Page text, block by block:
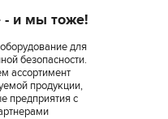
- и мы тоже!
для
безопасности.
ассортимент
продукции,
предприятия с